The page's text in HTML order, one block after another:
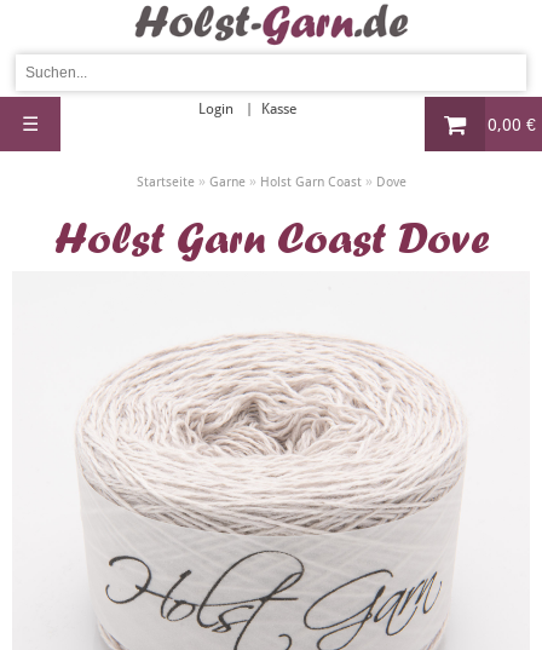
0,00 €
Login Kasse
☰
Startseite» Garne» Holst Garn Coast» Dove
Holst Garn Coast Dove